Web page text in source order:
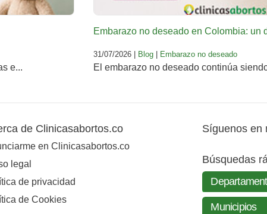
e...
Embarazo no deseado en Colombia: un
31/07/2026 | Blog | Embarazo no deseado
El embarazo no deseado continúa
de Clinicasabortos.co
en Clinicasabortos.co
legal
de privacidad
de Cookies
Síguenos en
Búsquedas